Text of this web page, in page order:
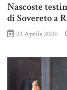
Nascoste
di Sovereto a
23 Aprile 2026